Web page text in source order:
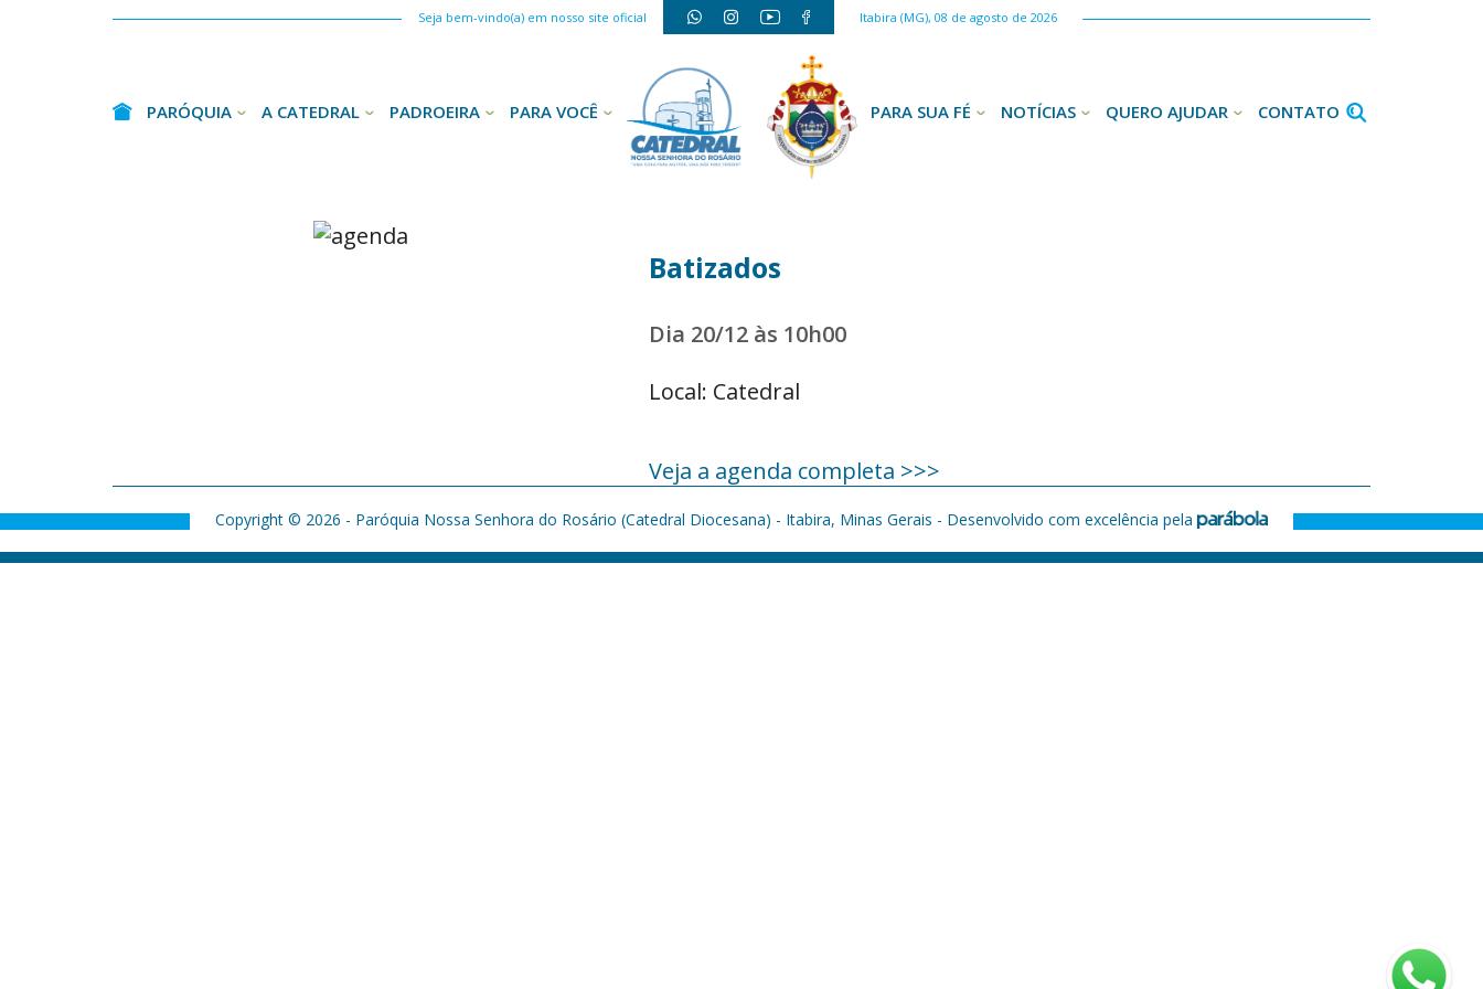
Seja bem-vindo(a) em nosso site oficial Itabira (MG), 08 de agosto de 2026
PARÓQUIA A CATEDRAL PADROEIRA PARA VOCÊ PARA SUA FÉ NOTÍCIAS QUERO AJUDAR CONTATO
Batizados
Dia 20/12 às 10h00
Local: Catedral
Veja a agenda completa >>>
Copyright © 2026 - Paróquia Nossa Senhora do Rosário (Catedral Diocesana) - Itabira, Minas Gerais - Desenvolvido com excelência pela